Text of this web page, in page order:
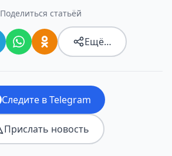
Поделиться статьёй
Ещё…
Следите в Telegram
Прислать новость